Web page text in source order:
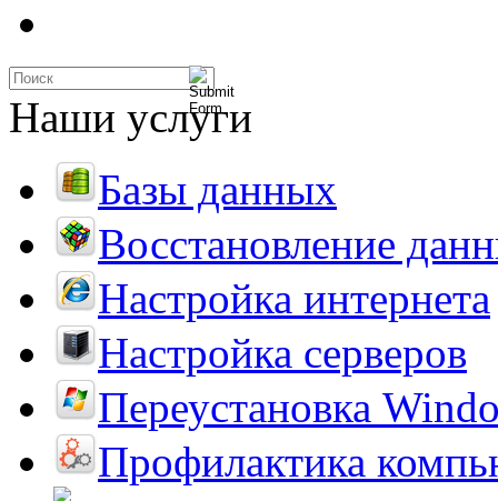
Наши услуги
Базы данных
Восстановление
Настройка интернета
Настройка серверов
Переустановка
Профилактика